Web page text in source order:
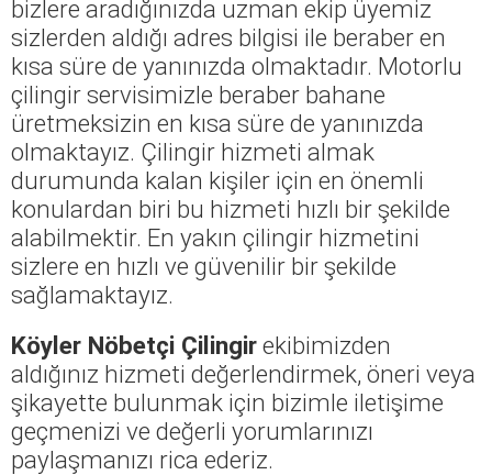
bizlere aradığınızda uzman ekip üyemiz
sizlerden aldığı adres bilgisi ile beraber en
kısa süre de yanınızda olmaktadır. Motorlu
çilingir servisimizle beraber bahane
üretmeksizin en kısa süre de yanınızda
olmaktayız. Çilingir hizmeti almak
durumunda kalan kişiler için en önemli
konulardan biri bu hizmeti hızlı bir şekilde
alabilmektir. En yakın çilingir hizmetini
sizlere en hızlı ve güvenilir bir şekilde
sağlamaktayız.
Köyler Nöbetçi Çilingirekibimizden
aldığınız hizmeti değerlendirmek, öneri veya
şikayette bulunmak için bizimle iletişime
geçmenizi ve değerli yorumlarınızı
paylaşmanızı rica ederiz.